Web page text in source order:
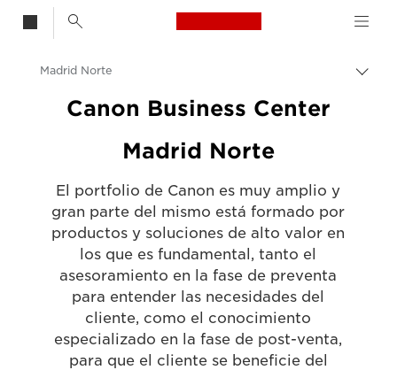
Canon Logo, back
Canon
Madrid Norte
Canon Business Center
Madrid Norte
El portfolio de Canon es muy amplio y
gran parte del mismo está formado por
productos y soluciones de alto valor en
los que es fundamental, tanto el
asesoramiento en la fase de preventa
para entender las necesidades del
cliente, como el conocimiento
especializado en la fase de post-venta,
para que el cliente se beneficie del